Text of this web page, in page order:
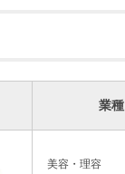
業種
美容・理容